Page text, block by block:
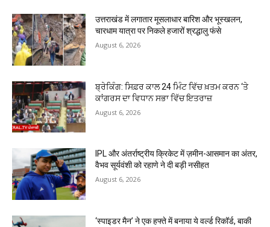
उत्तराखंड में लगातार मूसलाधार बारिश और भूस्खलन,
चारधाम यात्रा पर निकले हजारों श्रद्धालु फंसे
August 6, 2026
ਬ੍ਰੇਕਿੰਗ: ਸਿਫ਼ਰ ਕਾਲ 24 ਮਿੰਟ ਵਿੱਚ ਖ਼ਤਮ ਕਰਨ ‘ਤੇ
ਕਾਂਗਰਸ ਦਾ ਵਿਧਾਨ ਸਭਾ ਵਿੱਚ ਇਤਰਾਜ਼
August 6, 2026
IPL और अंतर्राष्ट्रीय क्रिकेट में ज़मीन-आसमान का अंतर,
वैभव सूर्यवंशी को रहाणे ने दी बड़ी नसीहत
August 6, 2026
‘स्पाइडर मैन’ ने एक हफ्ते में बनाया ये वर्ल्ड रिकॉर्ड, बाकी